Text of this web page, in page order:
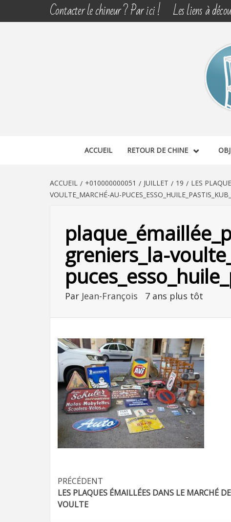
Contacter le chineur ? Par ici ! Les liens à
CHINE
ACCUEIL RETOUR DE CHINE
ACCUEIL +010000000051 JUILLET 19 LES
VOULTE_MARCHÉ-AU-
greniers_la-
Par Jean-François 7 ans plus tôt
Navigation
d’article
PRÉCÉDENT
LES PLAQUES ÉMAILLÉES DANS LE MARCHÉ
VOULTE